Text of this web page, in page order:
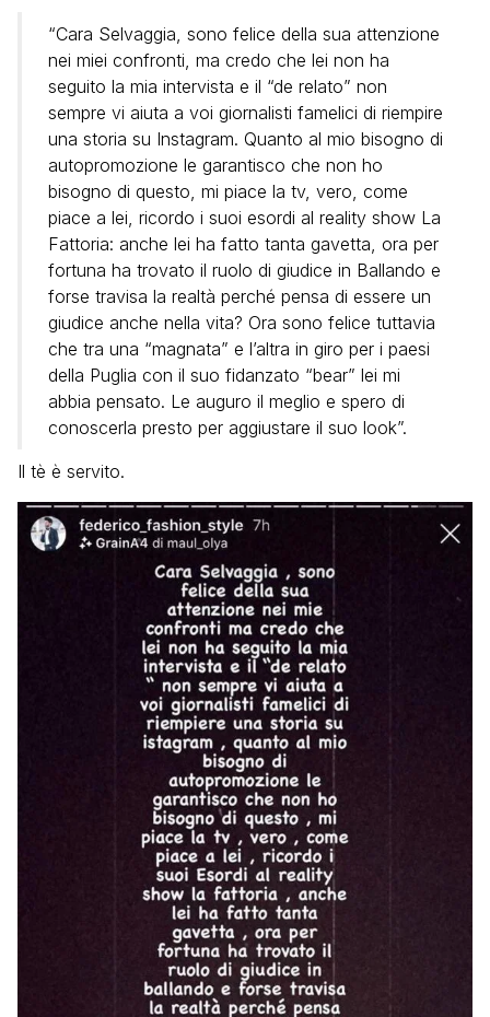
“Cara Selvaggia, sono felice della sua attenzione
nei miei confronti, ma credo che lei non ha
seguito la mia intervista e il “de relato” non
sempre vi aiuta a voi giornalisti famelici di riempire
una storia su Instagram. Quanto al mio bisogno di
autopromozione le garantisco che non ho
bisogno di questo, mi piace la tv, vero, come
piace a lei, ricordo i suoi esordi al reality show La
Fattoria: anche lei ha fatto tanta gavetta, ora per
fortuna ha trovato il ruolo di giudice in Ballando e
forse travisa la realtà perché pensa di essere un
giudice anche nella vita? Ora sono felice tuttavia
che tra una “magnata” e l’altra in giro per i paesi
della Puglia con il suo fidanzato “bear” lei mi
abbia pensato. Le auguro il meglio e spero di
conoscerla presto per aggiustare il suo look”.
Il tè è servito.